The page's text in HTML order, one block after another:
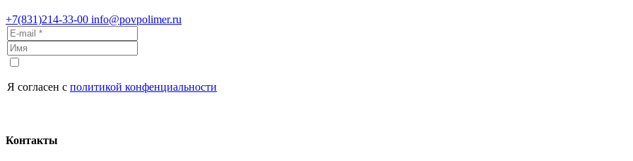
+7(831)214-33-00 info@povpolimer.ru
Я согласен с политикой конфенциальности
Контакты